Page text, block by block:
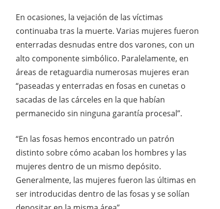
En ocasiones, la vejación de las víctimas
continuaba tras la muerte. Varias mujeres fueron
enterradas desnudas entre dos varones, con un
alto componente simbólico. Paralelamente, en
áreas de retaguardia numerosas mujeres eran
“paseadas y enterradas en fosas en cunetas o
sacadas de las cárceles en la que habían
permanecido sin ninguna garantía procesal”.
“En las fosas hemos encontrado un patrón
distinto sobre cómo acaban los hombres y las
mujeres dentro de un mismo depósito.
Generalmente, las mujeres fueron las últimas en
ser introducidas dentro de las fosas y se solían